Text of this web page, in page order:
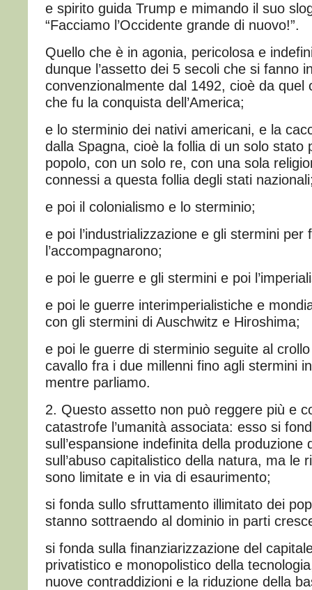
e spirito guida Trump e mimando il suo
“Facciamo l’Occidente grande di nuovo!”.
Quello che è in agonia, pericolosa e
dunque l’assetto dei 5 secoli che si fanno
convenzionalmente dal 1492, cioè da quel
che fu la conquista dell’America;
e lo sterminio dei nativi americani, e la
dalla Spagna, cioè la follia di un solo stato
popolo, con un solo re, con una sola
connessi a questa follia degli stati
e poi il colonialismo e lo sterminio;
e poi l’industrializzazione e gli stermini per
l’accompagnarono;
e poi le guerre e gli stermini e poi
e poi le guerre interimperialistiche e
con gli stermini di Auschwitz e Hiroshima;
e poi le guerre di sterminio seguite al crollo
cavallo fra i due millenni fino agli stermini
mentre parliamo.
2. Questo assetto non può reggere più e
catastrofe l’umanità associata: esso si
sull’espansione indefinita della produzione
sull’abuso capitalistico della natura, ma le
sono limitate e in via di esaurimento;
si fonda sullo sfruttamento illimitato dei
stanno sottraendo al dominio in parti
si fonda sulla finanziarizzazione del
privatistico e monopolistico della
nuove contraddizioni e la riduzione della